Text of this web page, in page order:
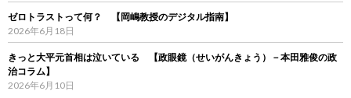
ゼロトラストって何？ 【岡嶋教授のデジタル指南】
2026年6月18日
きっと大平元首相は泣いている 【政眼鏡（せいがんきょう）－本田雅俊の政
治コラム】
2026年6月10日